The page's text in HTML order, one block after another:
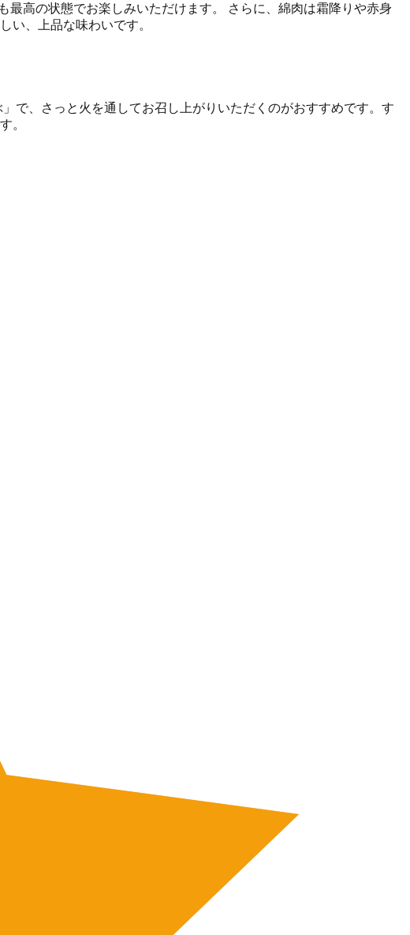
高の状態でお楽しみいただけます。 さらに、綿肉は霜降りや赤身
い、上品な味わいです。
で、さっと火を通してお召し上がりいただくのがおすすめです。す
。